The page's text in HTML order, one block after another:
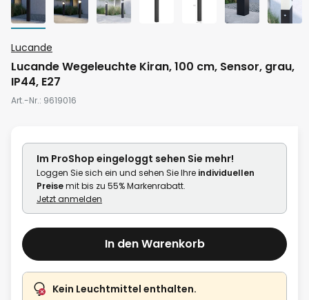
Anfang
der
Bildgalerie
springen
Lucande
Lucande Wegeleuchte Kiran, 100 cm, Sensor, grau,
IP44, E27
Art.-Nr. 9619016
Im ProShop eingeloggt sehen Sie mehr!
Loggen Sie sich ein und sehen Sie Ihre individuellen
Preisemit bis zu 55% Markenrabatt.
Jetzt anmelden
In den Warenkorb
Kein Leuchtmittel enthalten.